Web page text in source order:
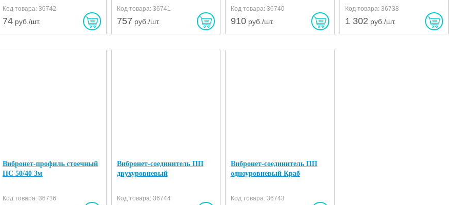
Код товара: 36742
74 руб./шт.
Код товара: 36741
757 руб./шт.
Код товара: 36740
910 руб./шт.
Код товара: 36738
1 302 руб./шт.
Вибронет-профиль стоечный
ПС 50/40 3м
Код товара: 36736
Вибронет-соединитель ПП
двухуровневый
Код товара: 36744
Вибронет-соединитель ПП
одноуровневый Краб
Код товара: 36743